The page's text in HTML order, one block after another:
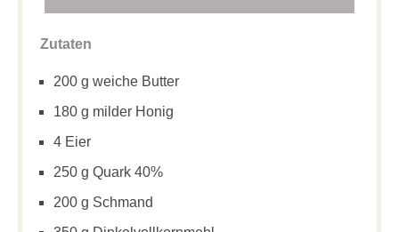
Zutaten
200 g weiche Butter
180 g milder Honig
4 Eier
250 g Quark 40%
200 g Schmand